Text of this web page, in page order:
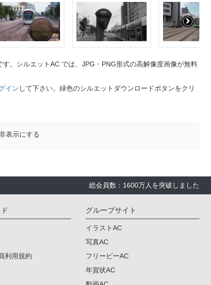
。シルエットAC では、JPG・PNG形式の高解像度画像が無料
イン して下さい。緑色のシルエットダウンロードボタンをクリ
表示にする
総会員数：1600万人を突破しました
利用規約
グループサイト
イラストAC
写真AC
フリービーAC
年賀状AC